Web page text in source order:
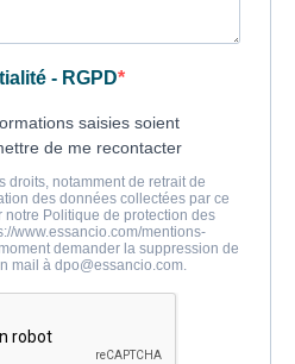
- RGPD
saisies soient
de me recontacter
droits, notamment de retrait de
des données collectées par ce
Politique de protection des
www.essancio.com/mentions-
demander la suppression de
mail à dpo@essancio.com.